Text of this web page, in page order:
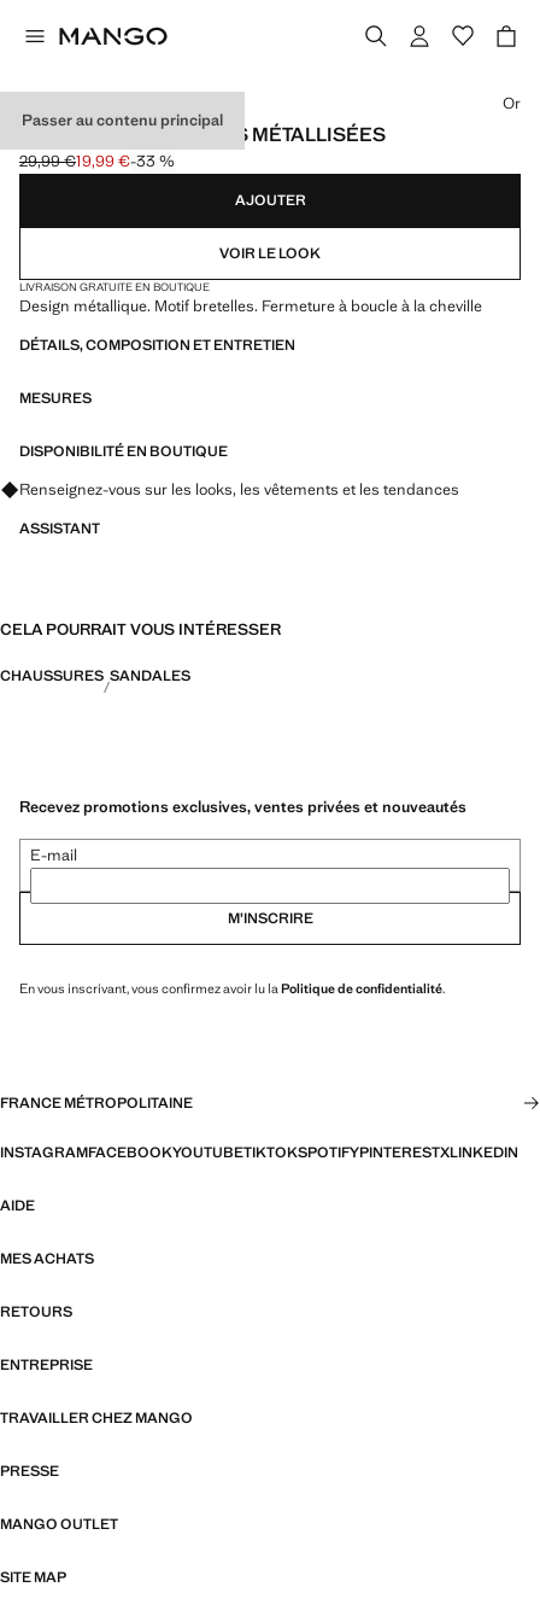
Passer au contenu principal
SANDALES À LANIÈRES MÉTALLISÉES
Prix initial barré [29,99 € ]
29,99 €
Prix actuel [19,99 € ]
19,99 €-33 %
Choisissez une couleur
Or
AJOUTER
VOIR LE LOOK
LIVRAISON GRATUITE EN BOUTIQUE
Design métallique. Motif bretelles. Fermeture à boucle à la cheville
DÉTAILS, COMPOSITION ET ENTRETIEN
MESURES
DISPONIBILITÉ EN BOUTIQUE
Renseignez-vous sur les looks, les vêtements et les tendances
ASSISTANT
CELA POURRAIT VOUS INTÉRESSER
CHAUSSURES SANDALES
Recevez promotions exclusives, ventes privées et nouveautés
E-mail
M’INSCRIRE
En vous inscrivant, vous confirmez avoir lu la Politique de confidentialité.
FRANCE MÉTROPOLITAINE
INSTAGRAMFACEBOOKYOUTUBETIKTOKSPOTIFYPINTERESTXLINKEDIN
AIDE
MES ACHATS
RETOURS
ENTREPRISE
TRAVAILLER CHEZ MANGO
PRESSE
MANGO OUTLET
SITE MAP